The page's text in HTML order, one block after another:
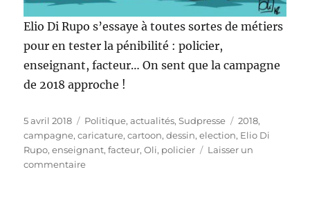
Elio Di Rupo s’essaye à toutes sortes de métiers
pour en tester la pénibilité : policier,
enseignant, facteur… On sent que la campagne
de 2018 approche !
Publié
le
5 avril 2018 Catégories
Politique, actualités,Sudpresse Étiquettes
2018,
campagne,caricature,cartoon,dessin,election, Elio Di
Rupo,enseignant,facteur,Oli, policier
Laisser un
commentairesur